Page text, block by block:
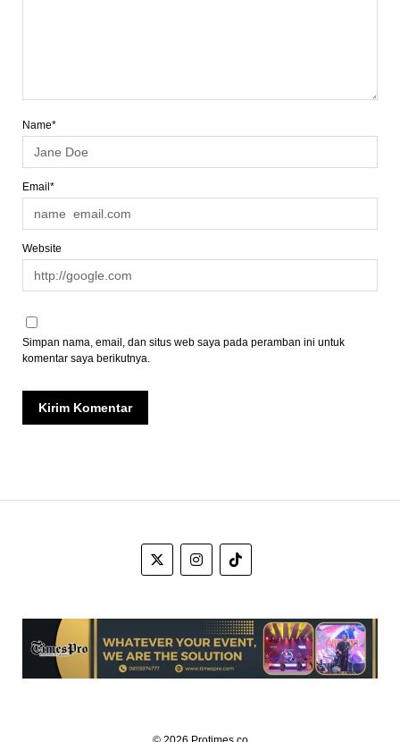
Name*
Email*
Website
Simpan nama, email, dan situs web saya pada peramban ini untuk
komentar saya berikutnya.